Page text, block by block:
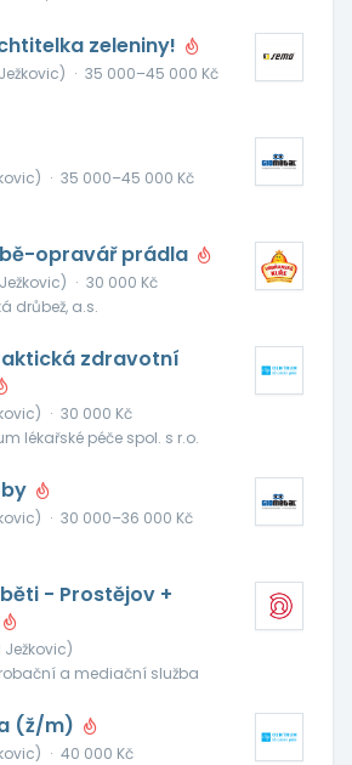
zeleniny!
· 35 000–45 000 Kč
· 35 000–45 000 Kč
opravář prádla
· 30 000 Kč
drůbež, a.s.
zdravotní
· 30 000 Kč
lékařské péče spol. s r.o.
· 30 000–36 000 Kč
- Prostějov +
Ježkovic)
a mediační služba
(ž/m)
· 40 000 Kč